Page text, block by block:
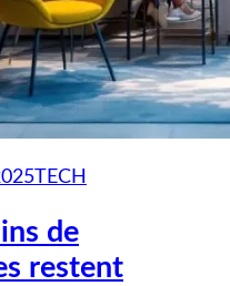
TECH
de
restent